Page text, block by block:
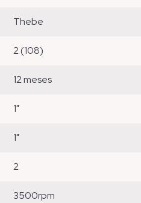
thebe
2 (108)
12 meses
1"
1"
2
3500rpm